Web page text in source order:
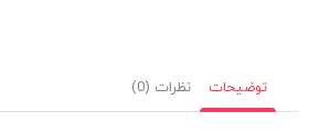
توضیحات نظرات (0)